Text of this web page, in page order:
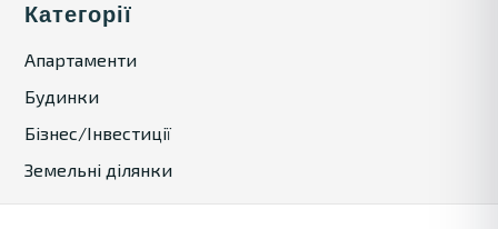
Категорії
Апартаменти
Будинки
Бізнес/Інвестиції
Земельні ділянки